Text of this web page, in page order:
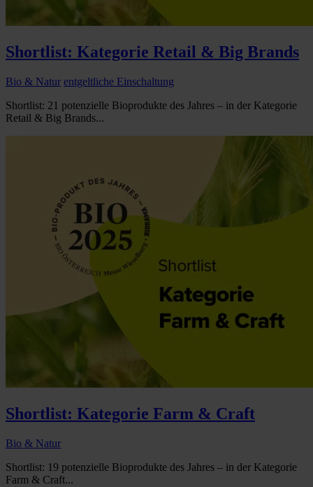
Shortlist: Kategorie Retail & Big Brands
Bio & Natur entgeltliche Einschaltung
Shortlist: 21 potenzielle Bioprodukte des Jahres – in der Kategorie
Retail & Big Brands...
Shortlist: Kategorie Farm & Craft
Bio & Natur
Shortlist: 19 potenzielle Bioprodukte des Jahres – in der Kategorie
Farm & Craft...